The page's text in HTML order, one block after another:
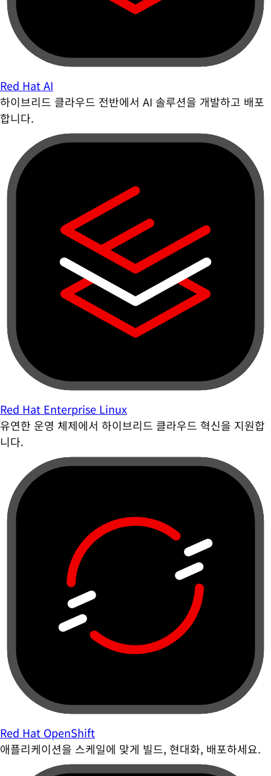
Red Hat AI
하이브리드 클라우드 전반에서 AI 솔루션을 개발하고 배포
합니다.
Red Hat Enterprise Linux
유연한 운영 체제에서 하이브리드 클라우드 혁신을 지원합
니다.
Red Hat OpenShift
애플리케이션을 스케일에 맞게 빌드, 현대화, 배포하세요.